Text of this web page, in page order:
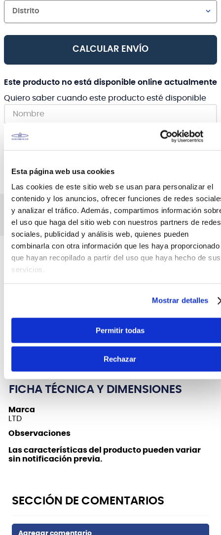
Esta página web usa cookies
Las cookies de este sitio web se usan para personalizar el
contenido y los anuncios, ofrecer funciones de redes
y analizar el tráfico. Además, compartimos información
el uso que haga del sitio web con nuestros partners de redes
sociales, publicidad y análisis web, quienes pueden
combinarla con otra información que les haya proporcionado
que hayan recopilado a partir del uso que haya hecho de sus
servicios.
Mostrar detalles
Permitir todas
Rechazar
Distrito
CALCULAR ENVÍO
Este producto no está disponible online actualmente
Quiero saber cuando este producto esté disponible
ENVIAR
Sin stock Online
Canales de venta y asesoría
Teléfono
+51 977 624 112
WhatsApp
+51 977 624 112
CARACTERÍSTICAS DEL PRODUCTO
Guitarra Eléctrica LTD Viper 256 - Snow White
FICHA TÉCNICA Y DIMENSIONES
Marca
LTD
Observaciones
Las características del producto pueden variar
sin notificación previa.